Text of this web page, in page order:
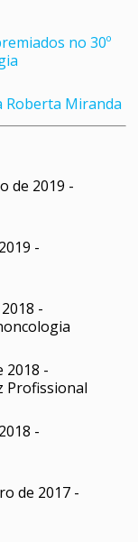
no 30º
Roberta Miranda
de 2019 -
-
-
2018 -
Profissional
-
de 2017 -